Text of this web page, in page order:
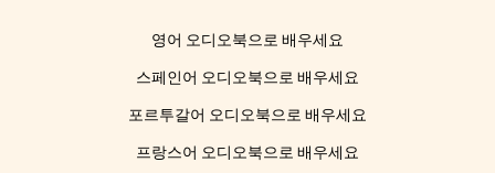
영어 오디오북으로 배우세요
스페인어 오디오북으로 배우세요
포르투갈어 오디오북으로 배우세요
프랑스어 오디오북으로 배우세요